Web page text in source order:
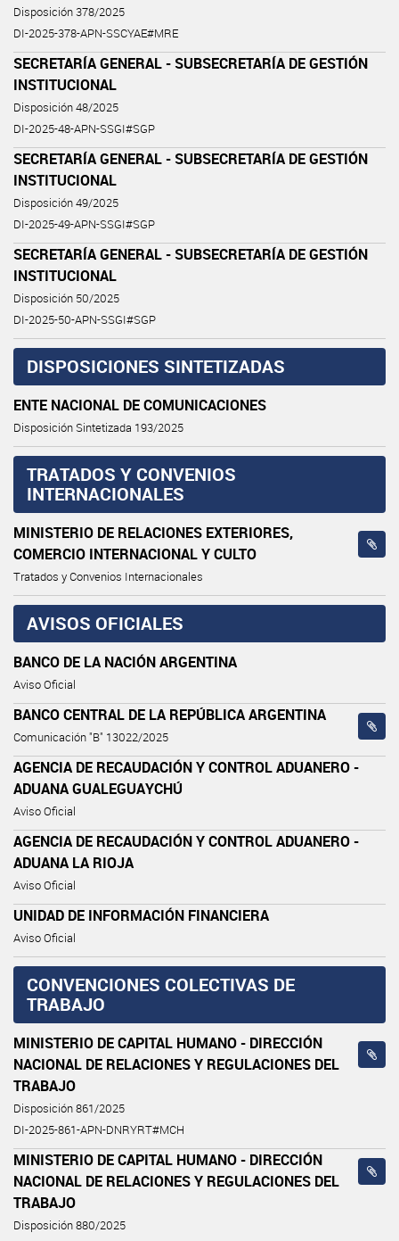
Disposición 378/2025
DI-2025-378-APN-SSCYAE#MRE
SECRETARÍA GENERAL - SUBSECRETARÍA DE GESTIÓN
INSTITUCIONAL
Disposición 48/2025
DI-2025-48-APN-SSGI#SGP
SECRETARÍA GENERAL - SUBSECRETARÍA DE GESTIÓN
INSTITUCIONAL
Disposición 49/2025
DI-2025-49-APN-SSGI#SGP
SECRETARÍA GENERAL - SUBSECRETARÍA DE GESTIÓN
INSTITUCIONAL
Disposición 50/2025
DI-2025-50-APN-SSGI#SGP
DISPOSICIONES SINTETIZADAS
ENTE NACIONAL DE COMUNICACIONES
Disposición Sintetizada 193/2025
TRATADOS Y CONVENIOS
INTERNACIONALES
MINISTERIO DE RELACIONES EXTERIORES,
COMERCIO INTERNACIONAL Y CULTO
Tratados y Convenios Internacionales
AVISOS OFICIALES
BANCO DE LA NACIÓN ARGENTINA
Aviso Oficial
BANCO CENTRAL DE LA REPÚBLICA ARGENTINA
Comunicación "B" 13022/2025
AGENCIA DE RECAUDACIÓN Y CONTROL ADUANERO -
ADUANA GUALEGUAYCHÚ
Aviso Oficial
AGENCIA DE RECAUDACIÓN Y CONTROL ADUANERO -
ADUANA LA RIOJA
Aviso Oficial
UNIDAD DE INFORMACIÓN FINANCIERA
Aviso Oficial
CONVENCIONES COLECTIVAS DE
TRABAJO
MINISTERIO DE CAPITAL HUMANO - DIRECCIÓN
NACIONAL DE RELACIONES Y REGULACIONES DEL
TRABAJO
Disposición 861/2025
DI-2025-861-APN-DNRYRT#MCH
MINISTERIO DE CAPITAL HUMANO - DIRECCIÓN
NACIONAL DE RELACIONES Y REGULACIONES DEL
TRABAJO
Disposición 880/2025